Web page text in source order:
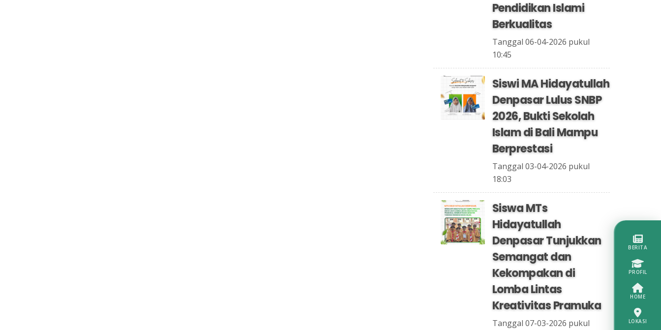
Pendidikan Islami
Berkualitas
Tanggal 06-04-2026 pukul
10:45
Siswi MA Hidayatullah
Denpasar Lulus SNBP
2026, Bukti Sekolah
Islam di Bali Mampu
Berprestasi
Tanggal 03-04-2026 pukul
18:03
Siswa MTs
Hidayatullah
Denpasar Tunjukkan
Semangat dan
Kekompakan di
Lomba Lintas
Kreativitas Pramuka
Tanggal 07-03-2026 pukul
BERITA
PROFIL
HOME
LOKASI